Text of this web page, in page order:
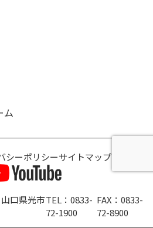
ム
シーポリシーサイトマップDX計画
口県光市TEL：0833-
72-1900
FAX：0833-
72-8900